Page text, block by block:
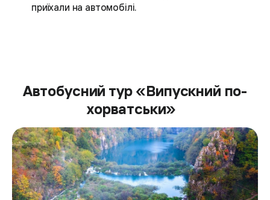
приїхали на автомобілі.
Автобусний тур «Випускний по-
хорватськи»